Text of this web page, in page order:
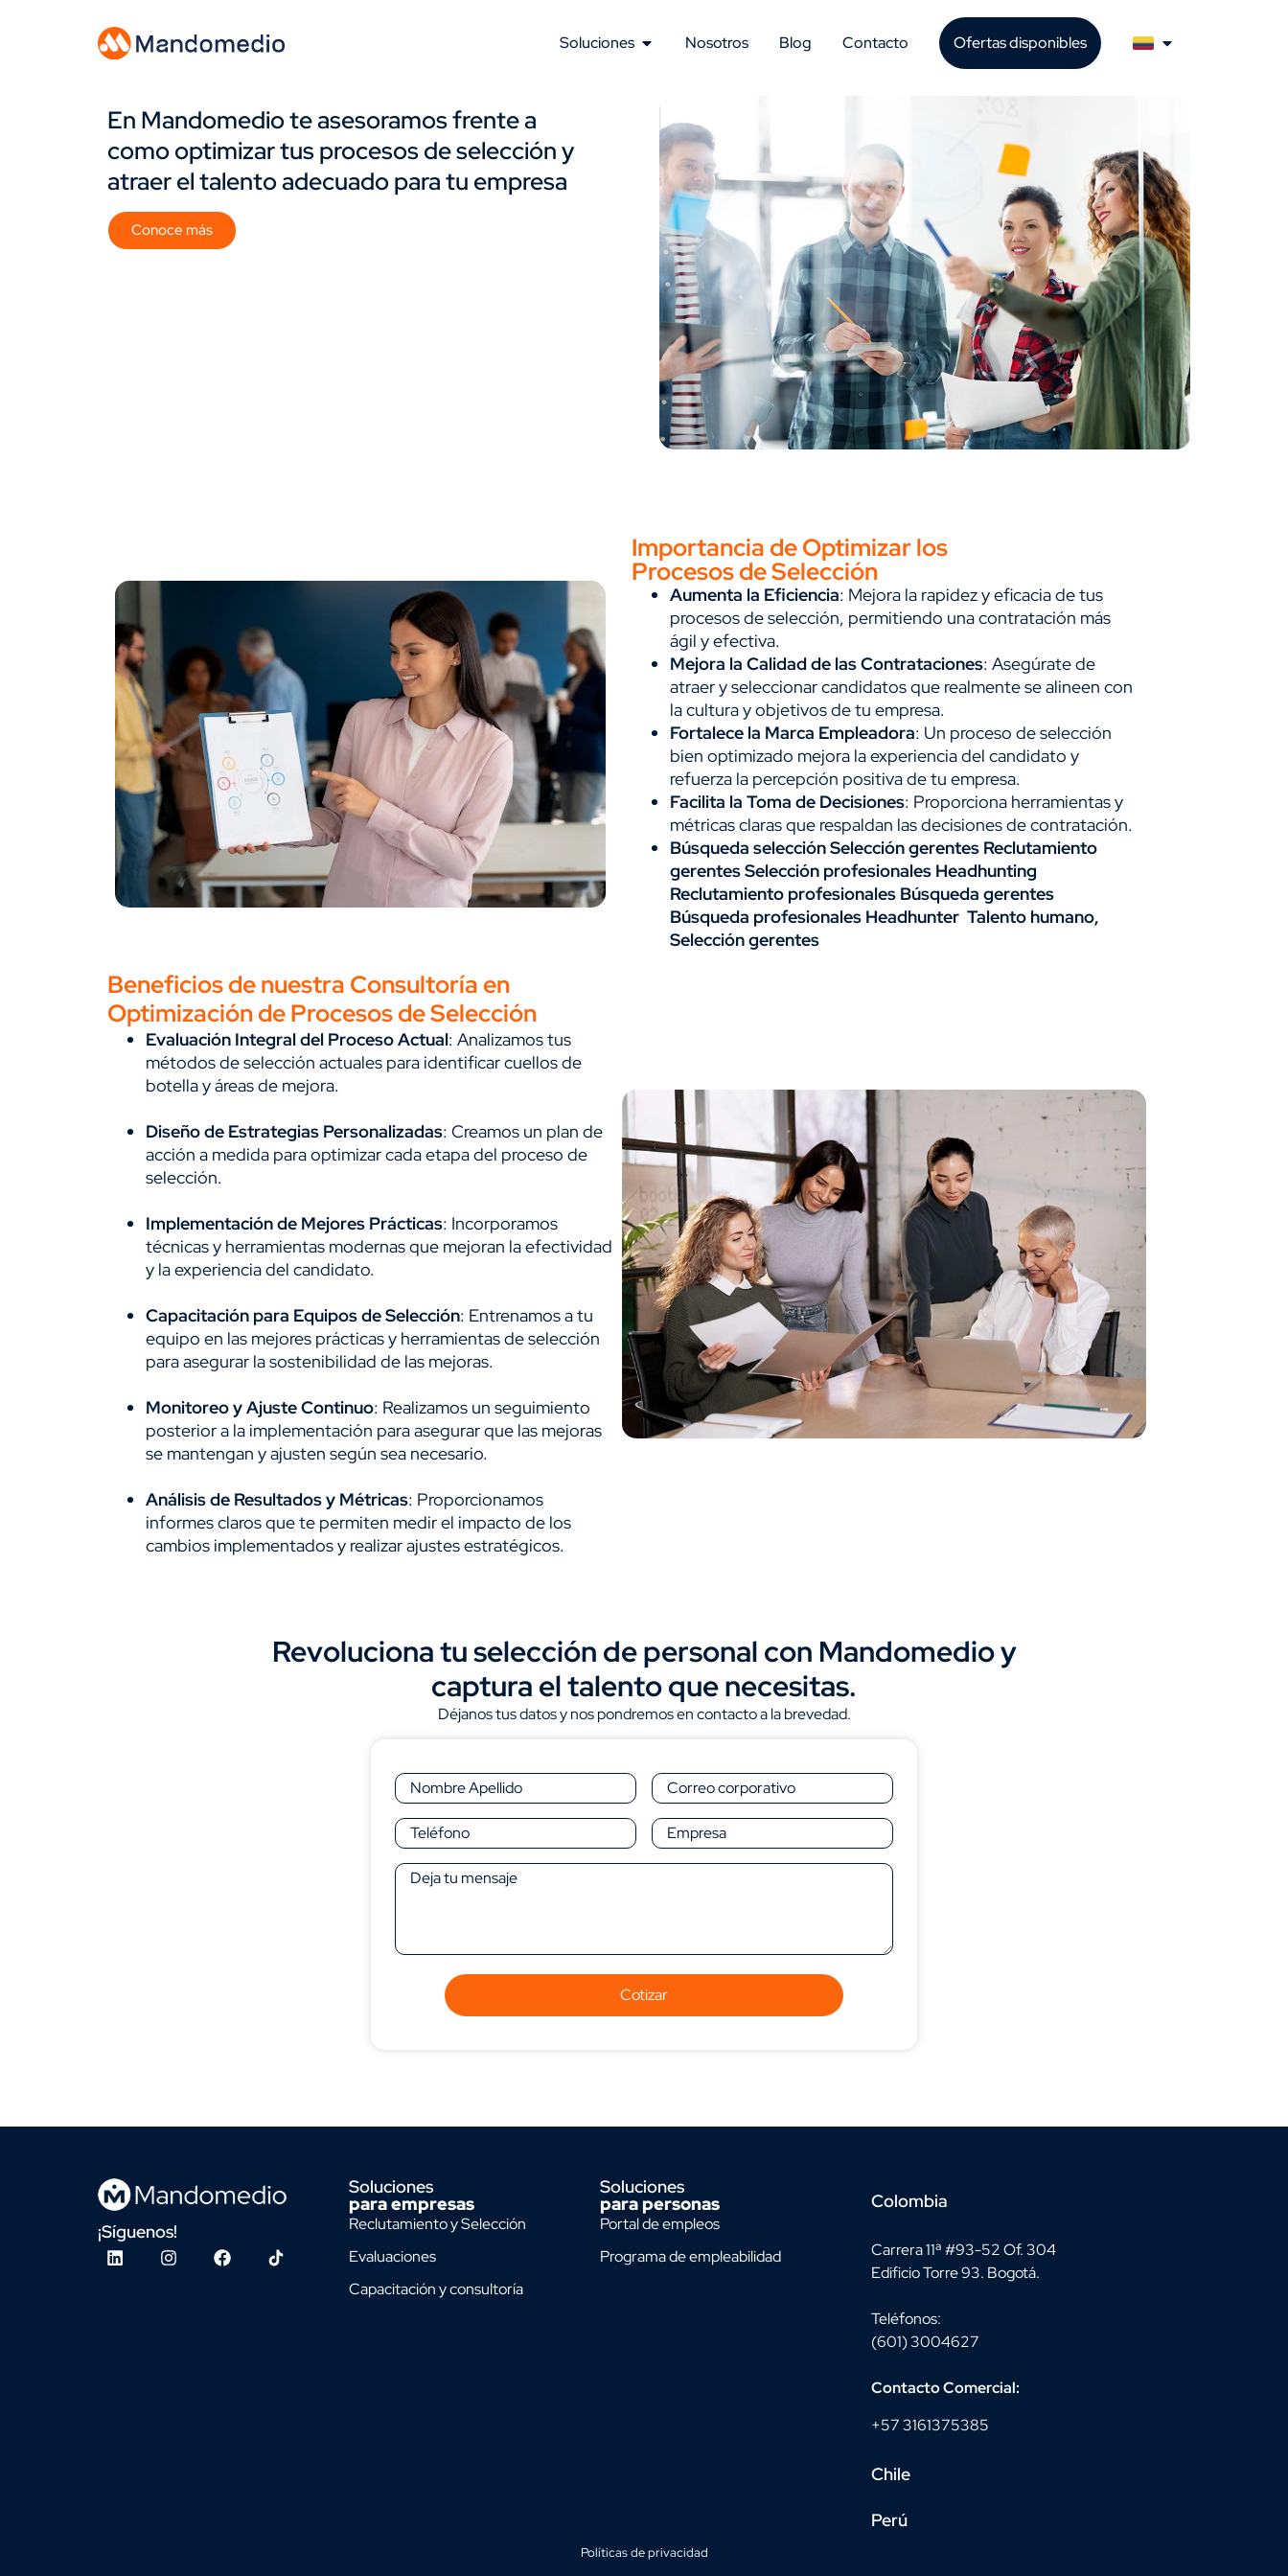
Soluciones Nosotros Blog Contacto Ofertas disponibles
En Mandomedio te asesoramos frente a
como optimizar tus procesos de selección y
atraer el talento adecuado para tu empresa
Conoce más
Importancia de Optimizar los
Procesos de Selección
Aumenta la Eficiencia: Mejora la rapidez y eficacia de tus
procesos de selección, permitiendo una contratación más
ágil y efectiva.
Mejora la Calidad de las Contrataciones: Asegúrate de
atraer y seleccionar candidatos que realmente se alineen con
la cultura y objetivos de tu empresa.
Fortalece la Marca Empleadora: Un proceso de selección
bien optimizado mejora la experiencia del candidato y
refuerza la percepción positiva de tu empresa.
Facilita la Toma de Decisiones: Proporciona herramientas y
métricas claras que respaldan las decisiones de contratación.
Búsqueda selección Selección gerentes Reclutamiento
gerentes Selección profesionales Headhunting
Reclutamiento profesionales Búsqueda gerentes
Búsqueda profesionales Headhunter Talento humano,
Selección gerentes
Beneficios de nuestra Consultoría en
Optimización de Procesos de Selección
Evaluación Integral del Proceso Actual: Analizamos tus
métodos de selección actuales para identificar cuellos de
botella y áreas de mejora.
Diseño de Estrategias Personalizadas: Creamos un plan de
acción a medida para optimizar cada etapa del proceso de
selección.
Implementación de Mejores Prácticas: Incorporamos
técnicas y herramientas modernas que mejoran la efectividad
y la experiencia del candidato.
Capacitación para Equipos de Selección: Entrenamos a tu
equipo en las mejores prácticas y herramientas de selección
para asegurar la sostenibilidad de las mejoras.
Monitoreo y Ajuste Continuo: Realizamos un seguimiento
posterior a la implementación para asegurar que las mejoras
se mantengan y ajusten según sea necesario.
Análisis de Resultados y Métricas: Proporcionamos
informes claros que te permiten medir el impacto de los
cambios implementados y realizar ajustes estratégicos.
Revoluciona tu selección de personal con Mandomedio y
captura el talento que necesitas.
Déjanos tus datos y nos pondremos en contacto a la brevedad.
¡Síguenos!
Soluciones
para empresas
Reclutamiento y Selección
Evaluaciones
Capacitación y consultoría
Soluciones
para personas
Portal de empleos
Programa de empleabilidad
Colombia
Carrera 11ª #93-52 Of. 304
Edificio Torre 93. Bogotá.
Teléfonos:
(601) 3004627
Contacto Comercial:
+57 3161375385
Chile
Perú
Políticas de privacidad